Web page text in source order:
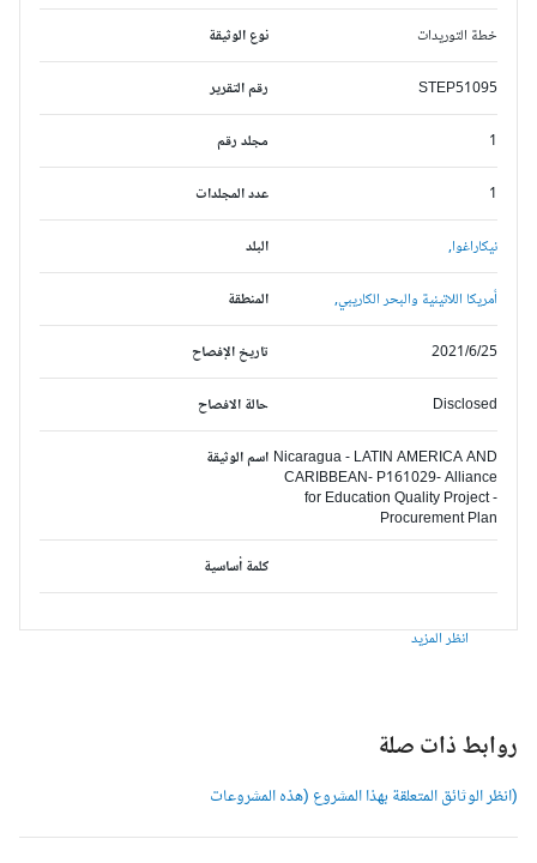
نوع الوثيقة خطة التوريدات
رقم التقرير STEP51095
مجلد رقم
عدد المجلدات
البلد نيكاراغوا,
المنطقة أمريكا اللاتينية والبحر الكاريبي,
تاريخ الإفصاح 2021/6/25
حالة الافصاح Disclosed
اسم الوثيقةNicaragua - LATIN AMERICA AND
CARIBBEAN- P161029- Alliance
for Education Quality Project -
Procurement Plan
كلمة أساسية
انظر المزيد
روابط ذات صلة
(انظر الوثائق المتعلقة بهذا المشروع (هذه المشروعات